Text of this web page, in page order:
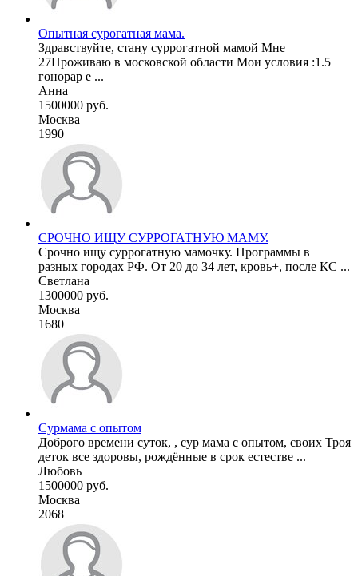
Опытная сурогатная мама.
Здравствуйте, стану суррогатной мамой Мне
27Проживаю в московской области Мои условия :1.5
гонорар е ...
Анна
1500000 руб.
Москва
1990
СРОЧНО ИЩУ СУРРОГАТНУЮ МАМУ.
Срочно ищу суррогатную мамочку. Программы в
разных городах РФ. От 20 до 34 лет, кровь+, после КС ...
Светлана
1300000 руб.
Москва
1680
Сурмама с опытом
Доброго времени суток, , сур мама с опытом, своих Троя
деток все здоровы, рождённые в срок естестве ...
Любовь
1500000 руб.
Москва
2068